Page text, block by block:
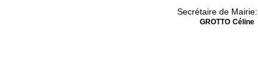
Secrétaire de Mairie:
GROTTO Céline